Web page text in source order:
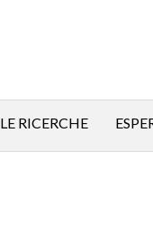
LE RICERCHE